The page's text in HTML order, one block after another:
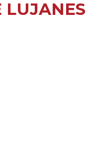
LUJANES